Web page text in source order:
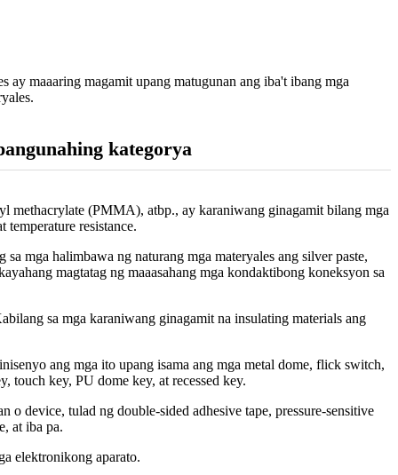
ay maaaring magamit upang matugunan ang iba't ibang mga
kategorya
methacrylate (PMMA), atbp., ay karaniwang ginagamit bilang mga
resistance.
mga halimbawa ng naturang mga materyales ang silver paste,
magtatag ng maaasahang mga kondaktibong koneksyon sa
sa mga karaniwang ginagamit na insulating materials ang
ang mga ito upang isama ang mga metal dome, flick switch,
touch key, PU dome key, at recessed key.
device, tulad ng double-sided adhesive tape, pressure-sensitive
at iba pa.
elektronikong aparato.